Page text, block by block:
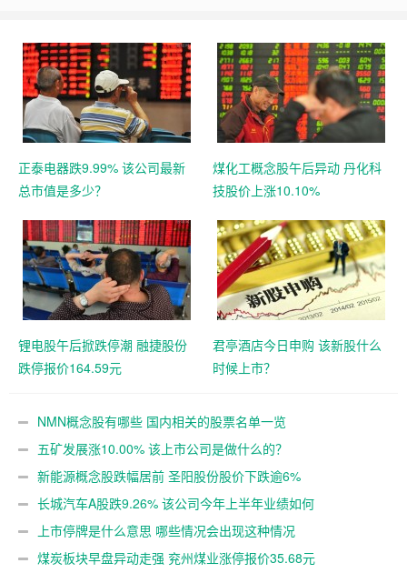
正泰电器跌9.99% 该公司最新
总市值是多少？
煤化工概念股午后异动 丹化科
技股价上涨10.10%
锂电股午后掀跌停潮 融捷股份
跌停报价164.59元
君亭酒店今日申购 该新股什么
时候上市？
NMN概念股有哪些 国内相关的股票名单一览
五矿发展涨10.00% 该上市公司是做什么的？
新能源概念股跌幅居前 圣阳股份股价下跌逾6%
长城汽车A股跌9.26% 该公司今年上半年业绩如何
上市停牌是什么意思 哪些情况会出现这种情况
煤炭板块早盘异动走强 兖州煤业涨停报价35.68元